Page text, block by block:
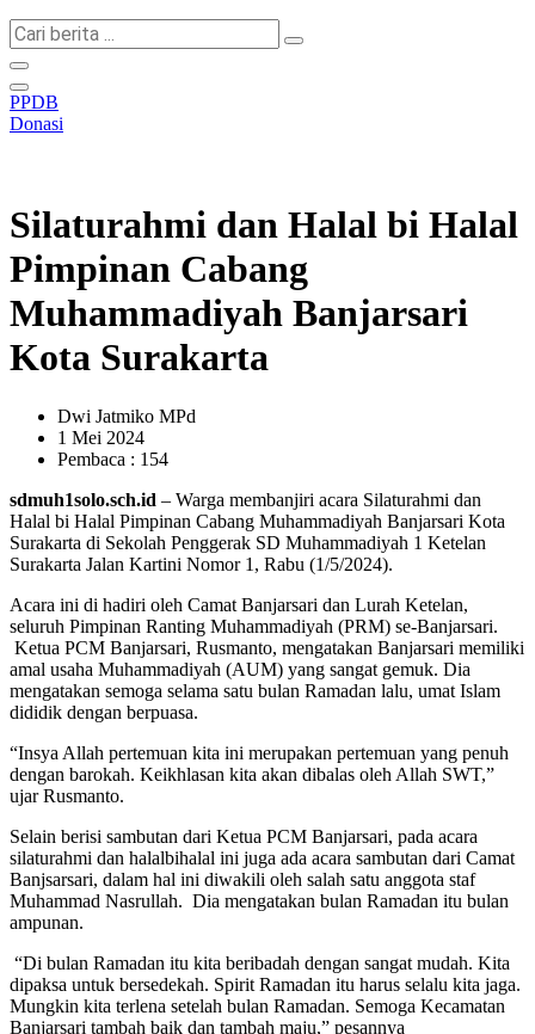
Cari
berita
...
PPDB
Donasi
Silaturahmi dan Halal bi Halal
Pimpinan Cabang
Muhammadiyah Banjarsari
Kota Surakarta
Dwi Jatmiko MPd
1 Mei 2024
Pembaca : 154
sdmuh1solo.sch.id – Warga membanjiri acara Silaturahmi dan
Halal bi Halal Pimpinan Cabang Muhammadiyah Banjarsari Kota
Surakarta di Sekolah Penggerak SD Muhammadiyah 1 Ketelan
Surakarta Jalan Kartini Nomor 1, Rabu (1/5/2024).
Acara ini di hadiri oleh Camat Banjarsari dan Lurah Ketelan,
seluruh Pimpinan Ranting Muhammadiyah (PRM) se-Banjarsari.
Ketua PCM Banjarsari, Rusmanto, mengatakan Banjarsari memiliki
amal usaha Muhammadiyah (AUM) yang sangat gemuk. Dia
mengatakan semoga selama satu bulan Ramadan lalu, umat Islam
dididik dengan berpuasa.
“Insya Allah pertemuan kita ini merupakan pertemuan yang penuh
dengan barokah. Keikhlasan kita akan dibalas oleh Allah SWT,”
ujar Rusmanto.
Selain berisi sambutan dari Ketua PCM Banjarsari, pada acara
silaturahmi dan halalbihalal ini juga ada acara sambutan dari Camat
Banjsarsari, dalam hal ini diwakili oleh salah satu anggota staf
Muhammad Nasrullah. Dia mengatakan bulan Ramadan itu bulan
ampunan.
“Di bulan Ramadan itu kita beribadah dengan sangat mudah. Kita
dipaksa untuk bersedekah. Spirit Ramadan itu harus selalu kita jaga.
Mungkin kita terlena setelah bulan Ramadan. Semoga Kecamatan
Banjarsari tambah baik dan tambah maju,” pesannya